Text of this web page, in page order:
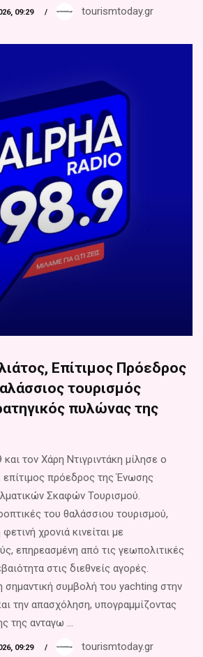
09:29 tourismtoday.gr
Επίτιμος Πρόεδρος
τουρισμός
πυλώνας της
τον Χάρη Ντιγριντάκη μίλησε ο
επίτιμος πρόεδρος της Ένωσης
Σκαφών Τουρισμού.
του θαλάσσιου τουρισμού,
χρονιά κινείται με
επηρεασμένη από τις γεωπολιτικές
στις διεθνείς αγορές.
σημαντική συμβολή του yachting στην
την απασχόληση, υπογραμμίζοντας
της ανταγω ...
09:29 tourismtoday.gr